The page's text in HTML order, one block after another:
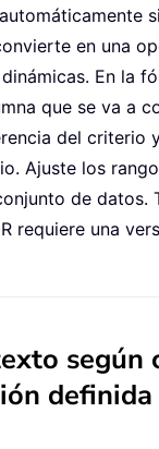
en una
En la
que se va a
del criterio
Ajuste los
de datos.
requiere una
según